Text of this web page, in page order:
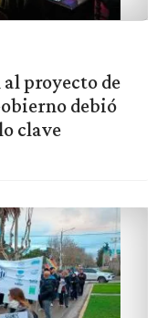
proyecto de
debió
clave